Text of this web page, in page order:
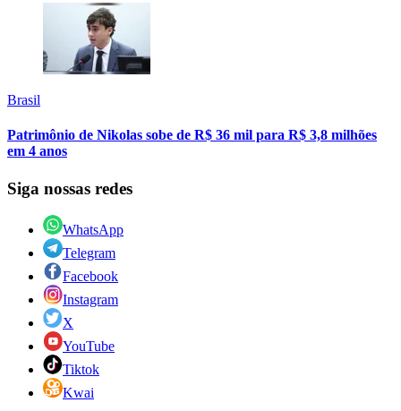
Brasil
Patrimônio de Nikolas sobe de R$ 36 mil para R$ 3,8 milhões
em 4 anos
Siga nossas redes
WhatsApp
Telegram
Facebook
Instagram
X
YouTube
Tiktok
Kwai